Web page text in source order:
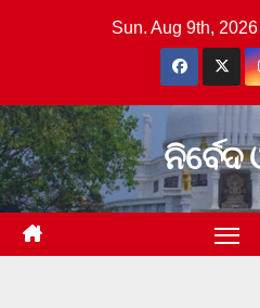
Sun. Aug 9th, 2026
ନିର୍ବେଦ